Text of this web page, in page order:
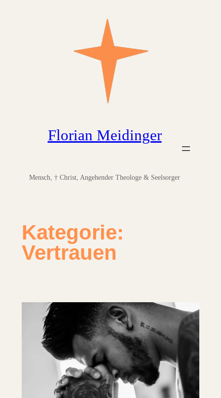
Florian Meidinger
Mensch, † Christ, Angehender Theologe & Seelsorger
Kategorie:
Vertrauen